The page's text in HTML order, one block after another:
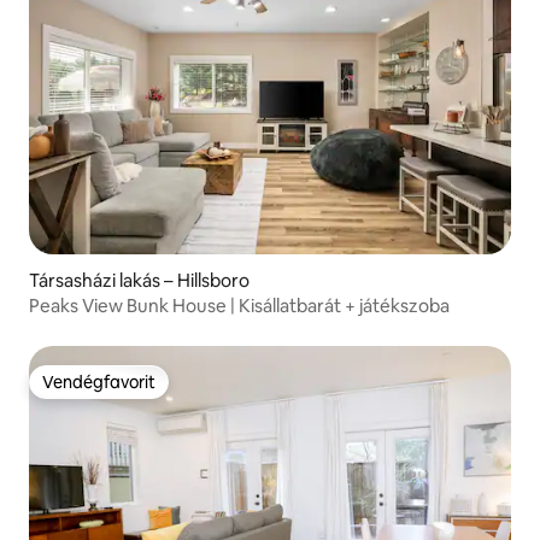
Társasházi lakás – Hillsboro
Peaks View Bunk House | Kisállatbarát + játékszoba
Vendégfavorit
Vendégfavorit